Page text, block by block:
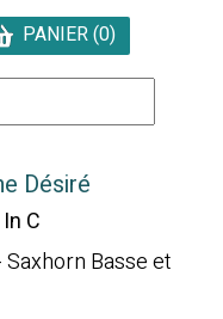
PANIER (0)
Désiré
C
Saxhorn Basse et